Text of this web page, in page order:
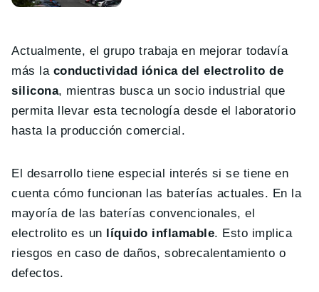
Actualmente, el grupo trabaja en mejorar todavía
más la conductividad iónica del electrolito de
silicona, mientras busca un socio industrial que
permita llevar esta tecnología desde el laboratorio
hasta la producción comercial.
El desarrollo tiene especial interés si se tiene en
cuenta cómo funcionan las baterías actuales. En la
mayoría de las baterías convencionales, el
electrolito es un líquido inflamable. Esto implica
riesgos en caso de daños, sobrecalentamiento o
defectos.